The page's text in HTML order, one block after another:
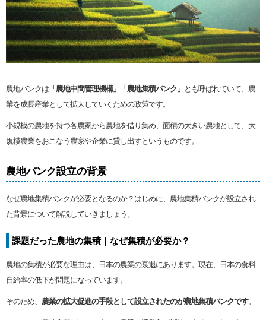
農地バンクは 「農地中間管理機構」「農地集積バンク」 とも呼ばれていて、農
業を成長産業として拡大していくための政策です。
小規模の農地を持つ各農家から農地を借り集め、面積の大きい農地として、大
規模農業をおこなう農家や企業に貸し出すというものです。
農地バンク設立の背景
なぜ農地集積バンクが必要となるのか？はじめに、農地集積バンクが設立され
た背景について解説していきましょう。
課題だった農地の集積｜なぜ集積が必要か？
農地の集積が必要な理由は、日本の農業の衰退にあります。現在、日本の食料
自給率の低下が問題になっています。
そのため、 農業の拡大促進の手段として設立されたのが農地集積バンクです。